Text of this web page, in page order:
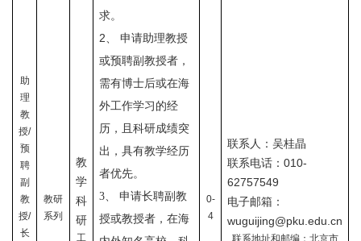
助
理
教
授/
预
聘
副
教
授/
长
教研
系列
教
学
科
研
工
求。
2
申请助理教授
或预聘副教授者，
需有博士后或在海
外工作学习的经
历，且科研成绩突
出，具有教学经历
者优先。
3、 申请长聘副教
授或教授者，在海
0-
4
联系人：吴桂晶
联系电话：010-
62757549
电子邮箱：
wuguijing@pku.edu.cn
联系地址和邮编：北京市